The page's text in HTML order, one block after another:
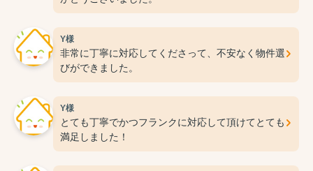
Y様
非常に丁寧に対応してくださって、不安なく物件選
びができました。
Y様
とても丁寧でかつフランクに対応して頂けてとても
満足しました！